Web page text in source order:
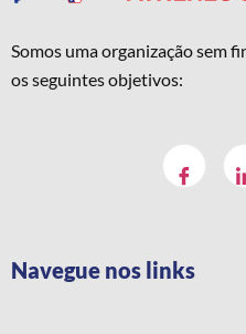
Somos uma organização sem
os seguintes objetivos:
Navegue nos links